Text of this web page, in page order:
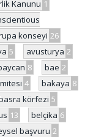
Kanunu 1
konseyi 26
5 avusturya 2
8 bae 2
4 bakaya 8
körfezi 5
13 belçika 6
başvuru 2